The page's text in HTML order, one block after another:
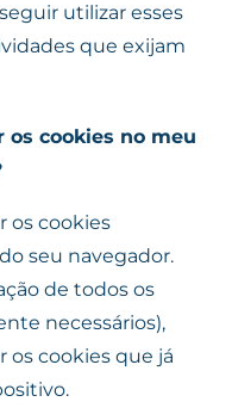
utilizar esses
que exijam
os cookies no meu
os cookies
seu navegador.
de todos os
necessários),
os cookies que já